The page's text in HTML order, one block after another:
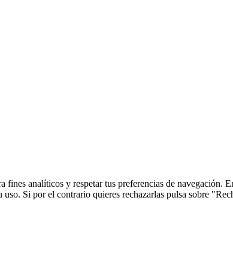
analíticos y respetar tus preferencias de navegación.
Si por el contrario quieres rechazarlas pulsa sobre